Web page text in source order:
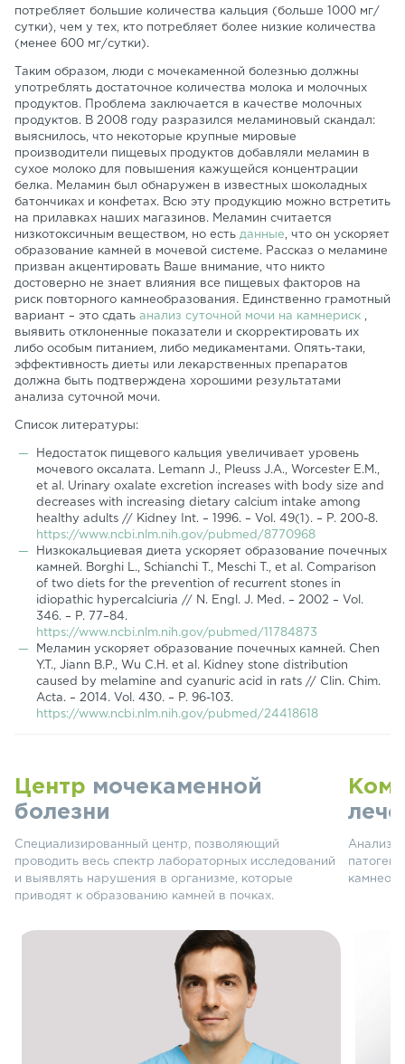
потребляет большие количества кальция (больше 1000 мг/
сутки), чем у тех, кто потребляет более низкие количества
(менее 600 мг/сутки).
Таким образом, люди с мочекаменной болезнью должны
употреблять достаточное количества молока и молочных
продуктов. Проблема заключается в качестве молочных
продуктов. В 2008 году разразился меламиновый скандал:
выяснилось, что некоторые крупные мировые
производители пищевых продуктов добавляли меламин в
сухое молоко для повышения кажущейся концентрации
белка. Меламин был обнаружен в известных шоколадных
батончиках и конфетах. Всю эту продукцию можно встретить
на прилавках наших магазинов. Меламин считается
низкотоксичным веществом, но есть данные , что он ускоряет
образование камней в мочевой системе. Рассказ о меламине
призван акцентировать Ваше внимание, что никто
достоверно не знает влияния все пищевых факторов на
риск повторного камнеобразования. Единственно грамотный
вариант – это сдать анализ суточной мочи на камнериск
выявить отклоненные показатели и скорректировать их
либо особым питанием, либо медикаментами. Опять-таки,
эффективность диеты или лекарственных препаратов
должна быть подтверждена хорошими результатами
анализа суточной мочи.
Список литературы:
Недостаток пищевого кальция увеличивает уровень
мочевого оксалата. Lemann J., Pleuss J.A., Worcester E.M.,
et al. Urinary oxalate excretion increases with body size and
decreases with increasing dietary calcium intake among
healthy adults // Kidney Int. – 1996. – Vol. 49(1). – P. 200-8.
https://www.ncbi.nlm.nih.gov/pubmed/8770968
Низкокальциевая диета ускоряет образование почечных
камней. Borghi L., Schianchi T., Meschi T., et al. Comparison
of two diets for the prevention of recurrent stones in
idiopathic hypercalciuria // N. Engl. J. Med. – 2002 – Vol.
346. – P. 77–84.
https://www.ncbi.nlm.nih.gov/pubmed/11784873
Меламин ускоряет образование почечных камней. Chen
Y.T., Jiann B.P., Wu C.H. et al. Kidney stone distribution
caused by melamine and cyanuric acid in rats // Clin. Chim.
Acta. – 2014. Vol. 430. – P. 96-103.
https://www.ncbi.nlm.nih.gov/pubmed/24418618
Центр мочекаменной
болезни
Специализированный центр, позволяющий
проводить весь спектр лабораторных исследований
и выявлять нарушения в организме, которые
приводят к образованию камней в почках.
Анализы